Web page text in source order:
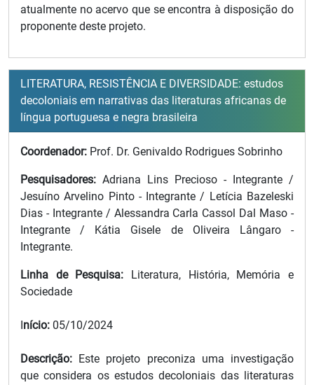
atualmente no acervo que se encontra à disposição do
proponente deste projeto.
LITERATURA, RESISTÊNCIA E DIVERSIDADE: estudos
decoloniais em narrativas das literaturas africanas de
língua portuguesa e negra brasileira
Coordenador: Prof. Dr. Genivaldo Rodrigues Sobrinho
Pesquisadores: Adriana Lins Precioso - Integrante /
Jesuíno Arvelino Pinto - Integrante / Letícia Bazeleski
Dias - Integrante / Alessandra Carla Cassol Dal Maso -
Integrante / Kátia Gisele de Oliveira Lângaro -
Integrante.
Linha de Pesquisa: Literatura, História, Memória e
Sociedade
Início: 05/10/2024
Descrição: Este projeto preconiza uma investigação
que considera os estudos decoloniais das literaturas